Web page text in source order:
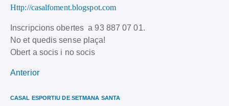
Http://casalfoment.blogspot.com
Inscripcions obertes a 93 887 07 01.
No et quedis sense plaça!
Obert a socis i no socis
Anterior
CASAL ESPORTIU DE SETMANA SANTA